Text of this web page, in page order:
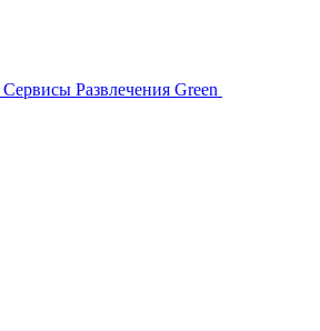
Сервисы Развлечения Green